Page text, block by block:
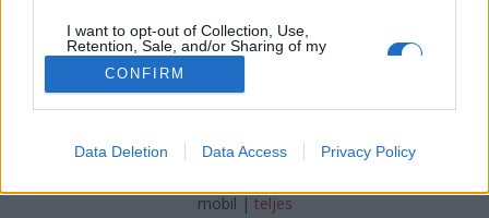
I want to opt-out of Collection, Use,
Retention, Sale, and/or Sharing of my
Personal Data that Is Unrelated with the
Purposes for which it was collected.
Opted Out
related to advertising like cookies on web or
CONFIRM
Data Deletion Data Access Privacy Policy
SÜTI BEÁLLÍTÁSOK MÓDOSÍTÁSA
mobil | teljes